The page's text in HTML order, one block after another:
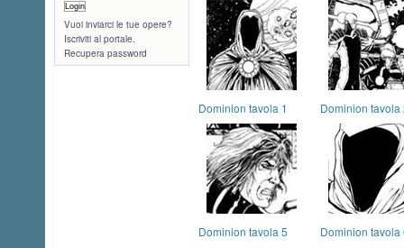
Vuoi inviarci le tue opere?
Iscriviti al portale.
Recupera password
Dominion tavola 1 Dominion tavola
Dominion tavola 5
Dominion tavola